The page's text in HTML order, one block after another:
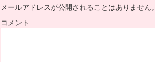
メールアドレスが公開されることはありません。
コメント